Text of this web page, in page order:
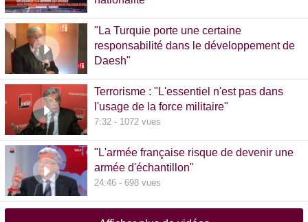
"La Turquie porte une certaine
responsabilité dans le développement de
Daesh"
Terrorisme : "L'essentiel n'est pas dans
l'usage de la force militaire"
7:32 - 1072 vues
"L'armée française risque de devenir une
armée d'échantillon"
24:46 - 698 vues